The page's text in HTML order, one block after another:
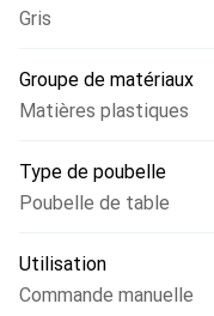
Gris
Groupe de matériaux
Matières plastiques
Type de poubelle
Poubelle de table
Utilisation
Commande manuelle